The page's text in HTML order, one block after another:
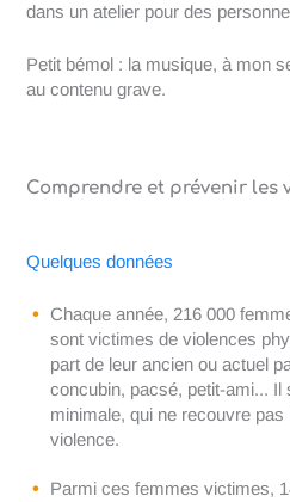
dans un atelier pour des
Petit bémol : la musique, à mon
au contenu grave.
Comprendre et prévenir les
Quelques données
Chaque année, 216 000
sont victimes de violences
part de leur ancien ou actuel
concubin, pacsé, petit-ami... Il
minimale, qui ne recouvre
violence.
Parmi ces femmes victimes,